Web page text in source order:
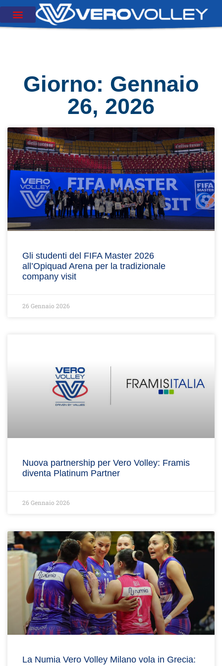
Giorno: Gennaio
26, 2026
Gli studenti del FIFA Master 2026
all’Opiquad Arena per la tradizionale
company visit
26 Gennaio 2026
Nuova partnership per Vero Volley: Framis
diventa Platinum Partner
26 Gennaio 2026
La Numia Vero Volley Milano vola in Grecia: